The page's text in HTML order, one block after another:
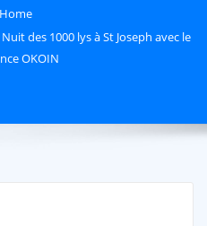
Home
des 1000 lys à St Joseph avec le
OKOIN